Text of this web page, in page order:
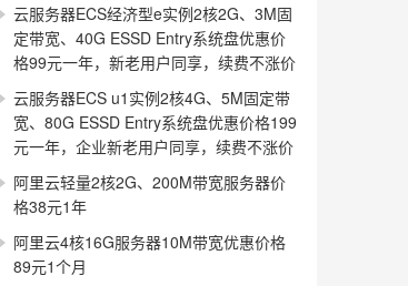
云服务器ECS经济型e实例2核2G、3M固
定带宽、40G ESSD Entry系统盘优惠价
格99元一年，新老用户同享，续费不涨价
云服务器ECS u1实例2核4G、5M固定带
宽、80G ESSD Entry系统盘优惠价格199
元一年，企业新老用户同享，续费不涨价
阿里云轻量2核2G、200M带宽服务器价
格38元1年
阿里云4核16G服务器10M带宽优惠价格
89元1个月